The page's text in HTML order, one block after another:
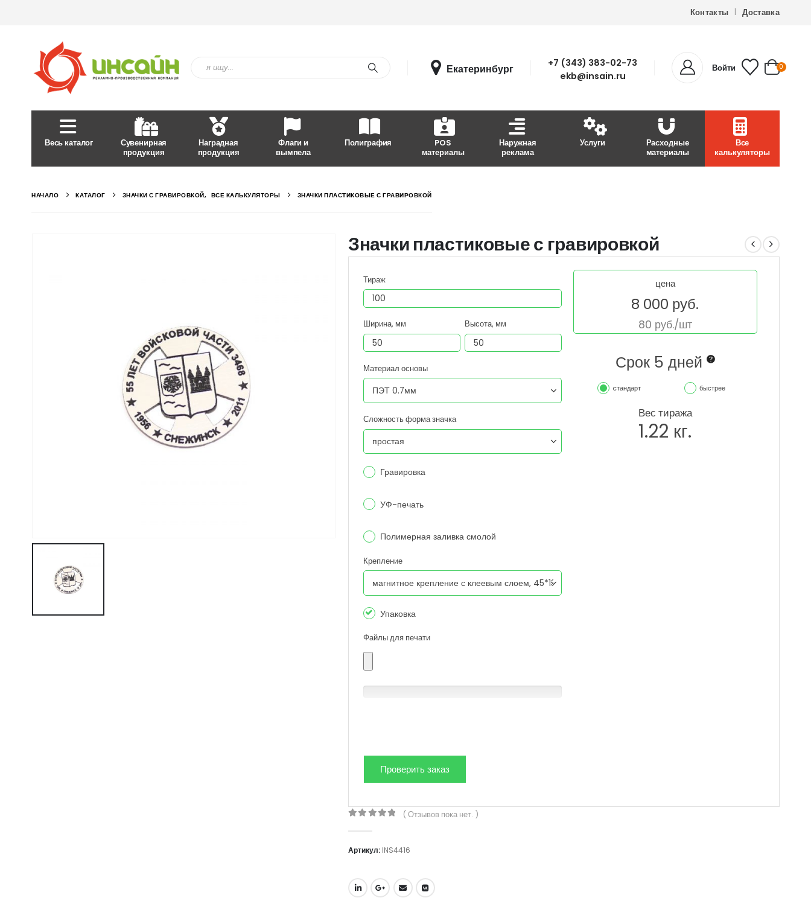
Контакты Доставка
Екатеринбург
+7 (343) 383-02-73
ekb@insain.ru
Войти 0
Весь каталог
Сувенирная
продукция
Наградная
продукция
Флаги и
вымпела
Полиграфия
POS
материалы
Наружная
реклама
Услуги
Расходные
материалы
Все
калькуляторы
НАЧАЛО КАТАЛОГ ЗНАЧКИ С ГРАВИРОВКОЙ, ВСЕ КАЛЬКУЛЯТОРЫ ЗНАЧКИ ПЛАСТИКОВЫЕ С ГРАВИРОВКОЙ
Значки пластиковые с гравировкой
Тираж
Ширина, мм Высота, мм
Материал основы
Сложность форма значка
Гравировка
УФ-печать
Полимерная заливка смолой
Крепление
Упаковка
Файлы для печати
цена
8 000 руб.
80 руб./шт
Срок 5 дней
cтандарт быстрее
Вес тиража
1.22 кг.
( Отзывов пока нет. )
Артикул: INS4416